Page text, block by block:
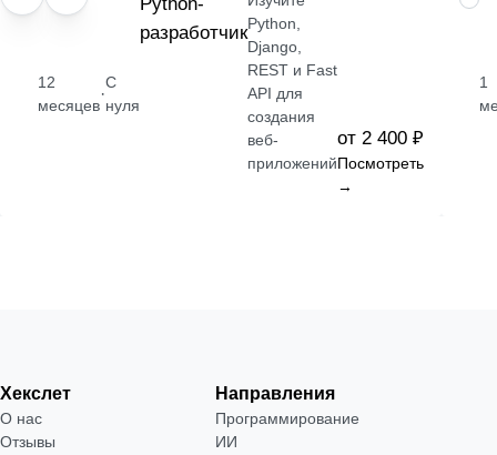
12
месяцев
·
С
нуля
разработчикPython,
Django,
REST и Fast
API для
создания
веб-
приложений
от 2 400 ₽
Посмотреть
→
1
Хекслет
О нас
Отзывы
Направления
Программирование
ИИ